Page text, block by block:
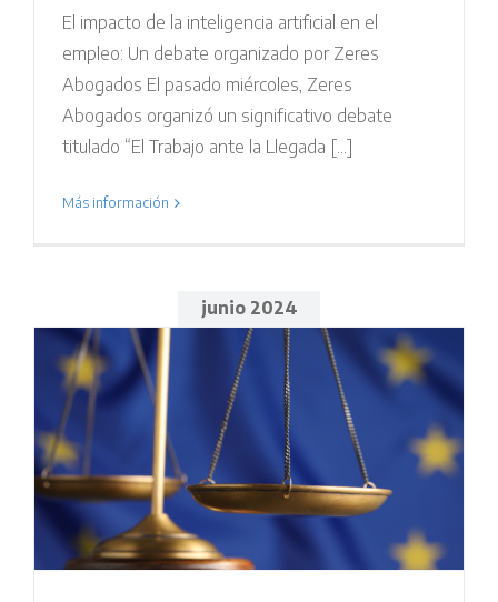
El impacto de la inteligencia artificial en el
empleo: Un debate organizado por Zeres
Abogados El pasado miércoles, Zeres
Abogados organizó un significativo debate
titulado “El Trabajo ante la Llegada [...]
Más información
junio 2024